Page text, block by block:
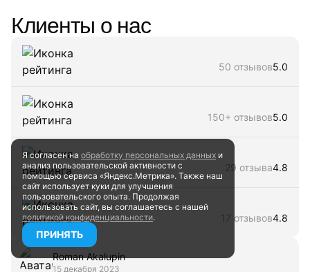
Клиенты о нас
50 отзывов5.0
150+ отзывов5.0
29 отзыва4.8
17 отзывов4.8
Roman Akalupin
15 декабря 2023
Я согласен на обработку персональных данных и
анализ пользовательской активности с
помощью сервиса «Яндекс.Метрика». Также наш
сайт использует куки для улучшения
пользовательского опыта. Продолжая
использовать сайт, вы соглашаетесь с нашей
политикой конфиденциальности.
ПРИНЯТЬ